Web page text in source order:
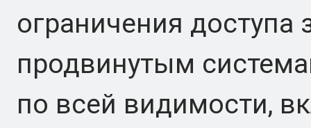
ограничения
продвинутым
по всей видимости,